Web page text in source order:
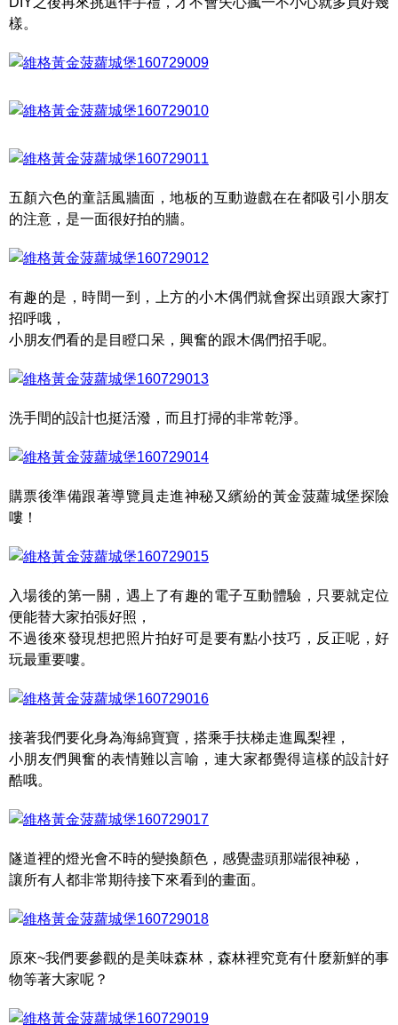
樣。
五顏六色的童話風牆面，地板的互動遊戲在在都吸引小朋友
的注意，是一面很好拍的牆。
有趣的是，時間一到，上方的小木偶們就會探出頭跟大家打
招呼哦，
小朋友們看的是目瞪口呆，興奮的跟木偶們招手呢。
洗手間的設計也挺活潑，而且打掃的非常乾淨。
購票後準備跟著導覽員走進神秘又繽紛的黃金菠蘿城堡探險
嘍！
入場後的第一關，遇上了有趣的電子互動體驗，只要就定位
便能替大家拍張好照，
不過後來發現想把照片拍好可是要有點小技巧，反正呢，好
玩最重要嘍。
接著我們要化身為海綿寶寶，搭乘手扶梯走進鳳梨裡，
小朋友們興奮的表情難以言喻，連大家都覺得這樣的設計好
酷哦。
隧道裡的燈光會不時的變換顏色，感覺盡頭那端很神秘，
讓所有人都非常期待接下來看到的畫面。
原來~我們要參觀的是美味森林，森林裡究竟有什麼新鮮的事
物等著大家呢？